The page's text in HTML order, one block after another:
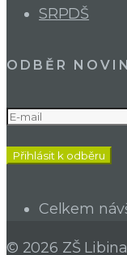
SRPDŠ
ODBĚR
Celkem
© 2026 ZŠ